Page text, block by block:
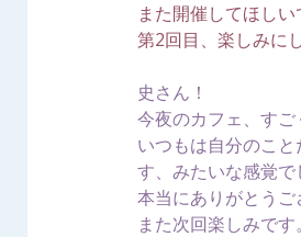
また開催してほしい
第2回目、楽しみに
史さん！
今夜のカフェ、すご
いつもは自分のこ
す、みたいな感覚で
本当にありがとうご
また次回楽しみで